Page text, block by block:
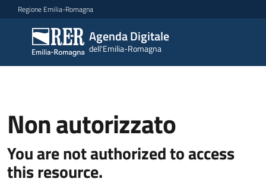
Vai al contenuto
Vai alla navigazione
Vai al footer
Regione Emilia-Romagna
Agenda Digitale
dell'Emilia-Romagna
Agenda
Digitale
dell'Emilia-
Novità
Strategia
Non autorizzato
You are not authorized to access
this resource.